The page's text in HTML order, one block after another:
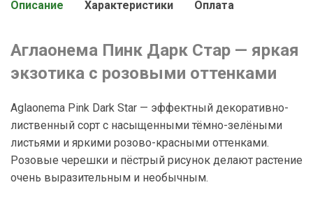
Описание Характеристики Оплата
Аглаонема Пинк Дарк Стар — яркая
экзотика с розовыми оттенками
Aglaonema Pink Dark Star — эффектный декоративно-
лиственный сорт с насыщенными тёмно-зелёными
листьями и яркими розово-красными оттенками.
Розовые черешки и пёстрый рисунок делают растение
очень выразительным и необычным.